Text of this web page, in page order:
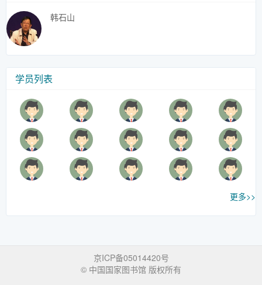
韩石山
学员列表
更多>>
京ICP备05014420号
© 中国国家图书馆 版权所有